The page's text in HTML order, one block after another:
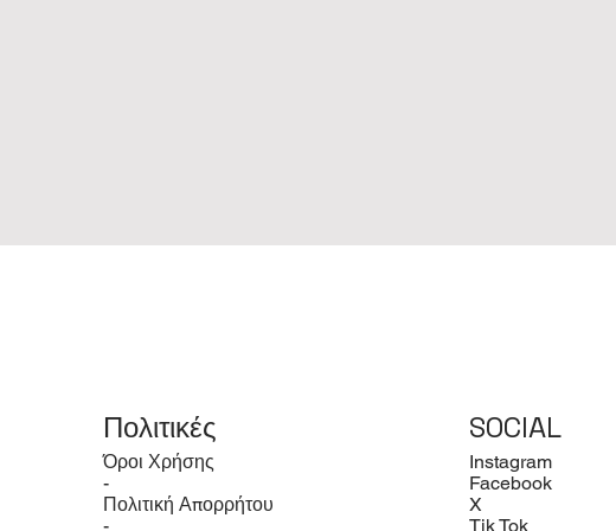
Πολιτικές
Όροι Χρήσης
-
Πολιτική Απορρήτου
-
SOCIAL
Instagram
Facebook
X
Tik Tok